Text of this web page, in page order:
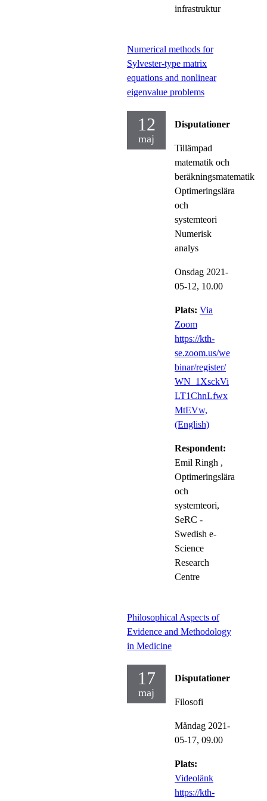
infrastruktur
Numerical methods for
Sylvester-type matrix
equations and nonlinear
eigenvalue problems
12
maj
Disputationer
Tillämpad
matematik och
beräkningsmatematik
Optimeringslära
och
systemteori
Numerisk
analys
Onsdag 2021-
05-12, 10.00
Plats: Via
Zoom
https://kth-
se.zoom.us/we
binar/register/
WN_1XsckVi
LT1ChnLfwx
MtEVw,
(English)
Respondent:
Emil Ringh ,
Optimeringslära
och
systemteori,
SeRC -
Swedish e-
Science
Research
Centre
Philosophical Aspects of
Evidence and Methodology
in Medicine
17
maj
Disputationer
Filosofi
Måndag 2021-
05-17, 09.00
Plats:
Videolänk
https://kth-